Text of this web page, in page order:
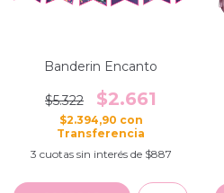
Banderin Encanto
$5.322 $2.661
$2.394,90 con
3 cuotas sin interés de $887